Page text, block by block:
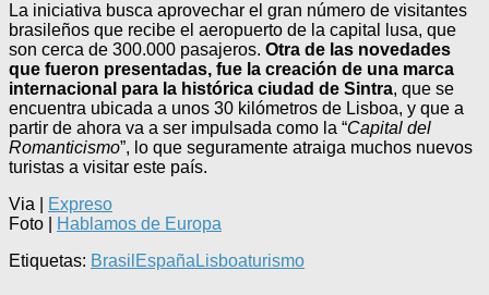
La iniciativa busca aprovechar el gran número de visitantes
brasileños que recibe el aeropuerto de la capital lusa, que
son cerca de 300.000 pasajeros. Otra de las novedades
que fueron presentadas, fue la creación de una marca
internacional para la histórica ciudad de Sintra, que se
encuentra ubicada a unos 30 kilómetros de Lisboa, y que a
partir de ahora va a ser impulsada como la “Capital del
Romanticismo”, lo que seguramente atraiga muchos nuevos
turistas a visitar este país.
Via |
Expreso
Foto |
Hablamos de Europa
Etiquetas: Brasil España Lisboaturismo